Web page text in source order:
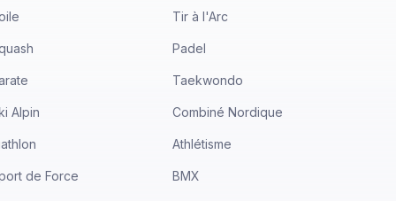
Tir à l'Arc
Padel
Taekwondo
Alpin Combiné Nordique
Athlétisme
de Force BMX